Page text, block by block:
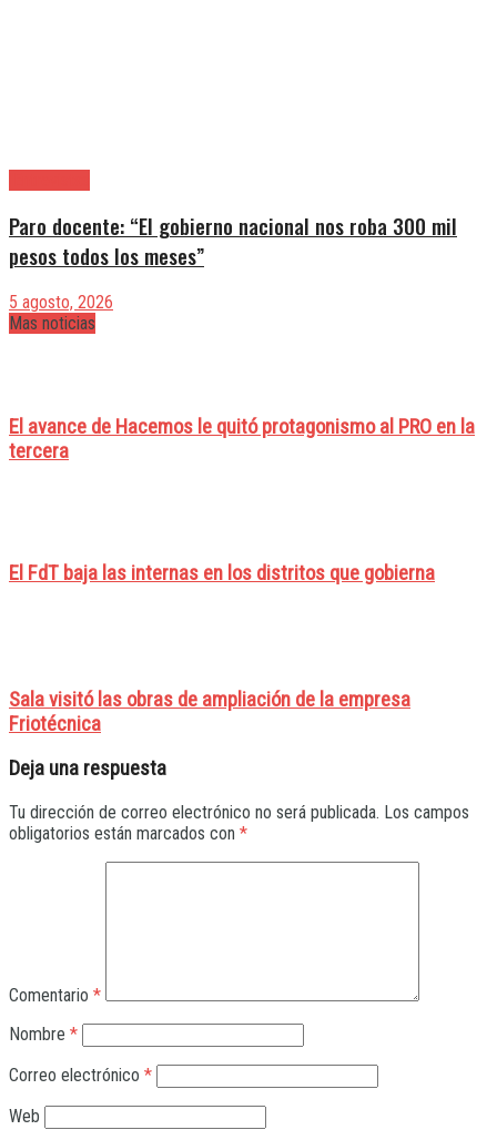
Paro docente: “El gobierno nacional nos roba 300 mil
pesos todos los meses”
5 agosto, 2026
Mas noticias
El avance de Hacemos le quitó protagonismo al PRO en la
tercera
El FdT baja las internas en los distritos que gobierna
Sala visitó las obras de ampliación de la empresa
Friotécnica
Deja una respuesta
Tu dirección de correo electrónico no será publicada. Los campos
obligatorios están marcados con *
Comentario *
Nombre *
Correo electrónico *
Web